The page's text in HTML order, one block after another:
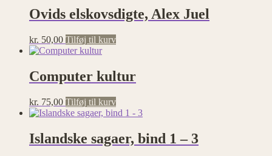
Ovids elskovsdigte, Alex Juel
kr. 50,00 Tilføj til kurv
Computer kultur
kr. 75,00 Tilføj til kurv
Islandske sagaer, bind 1 – 3